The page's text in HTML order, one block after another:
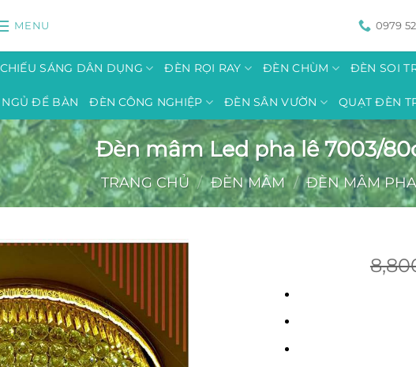
MENU 0979
CHIẾU SÁNG DÂN DỤNG ĐÈN RỌI RAY ĐÈN CHÙM ĐÈN SOI
ĐỂ BÀN ĐÈN CÔNG NGHIỆP ĐÈN SÂN VƯỜN QUẠT ĐÈN
Đèn mâm Led pha lê 7003/
TRANG CHỦ / ĐÈN MÂM / ĐÈN MÂM